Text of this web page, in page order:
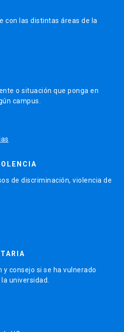
con las distintas áreas de la
o situación que ponga en
campus.
de discriminación, violencia de
consejo si se ha vulnerado
universidad.